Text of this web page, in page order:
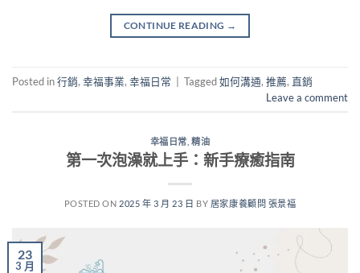
CONTINUE READING →
Posted in行銷, 幸福事業, 幸福日常 Tagged如何溝通, 推薦, 直銷
Leave a comment
幸福日常 ,精油
第一次泡澡就上手：新手療癒指南
POSTED ON 2025 年 3 月 23 日 BY 居家康養顧問 張景福
23
3 月